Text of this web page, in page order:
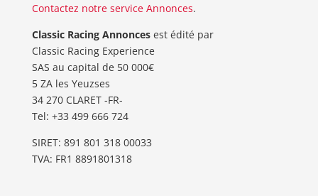
Contactez notre service Annonces.
Classic Racing Annoncesest édité par
Classic Racing Experience
SAS au capital de 50 000€
5 ZA les Yeuzses
34 270 CLARET -FR-
Tel: ‭+33 499 666 724‬
SIRET: 891 801 318 00033
TVA: FR1 8891801318